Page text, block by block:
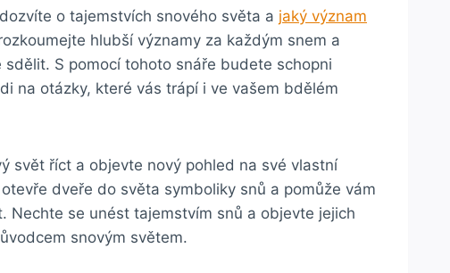
o tajemstvích snového světa a jaký význam
hlubší významy za každým snem a
S pomocí tohoto snáře budete schopni
na otázky, které vás trápí i ve vašem bdělém
svět říct a objevte nový pohled na své vlastní
dveře do světa symboliky snů a pomůže vám
Nechte se unést tajemstvím snů a objevte jejich
snovým světem.